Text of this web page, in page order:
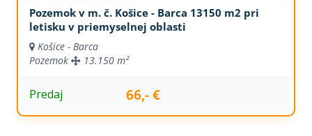
Pozemok v m. č. Košice - Barca 13150 m2 pri
letisku v priemyselnej oblasti
Košice - Barca
Pozemok
13.150 m²
Predaj 66,- €